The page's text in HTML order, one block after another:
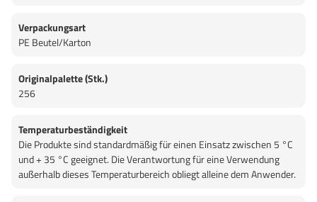
Verpackungsart
PE Beutel/Karton
Originalpalette (Stk.)
256
Temperaturbeständigkeit
Die Produkte sind standardmäßig für einen Einsatz zwischen 5 °C
und + 35 °C geeignet. Die Verantwortung für eine Verwendung
außerhalb dieses Temperaturbereich obliegt alleine dem Anwender.